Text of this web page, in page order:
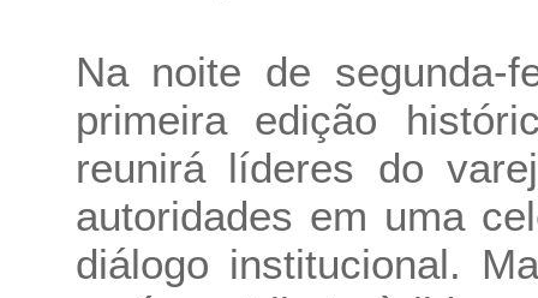
Na noite de segunda-
primeira edição
reunirá líderes do
autoridades em uma
diálogo institucional.